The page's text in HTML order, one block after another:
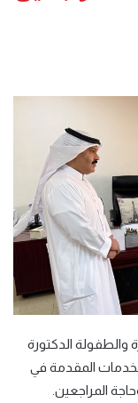
والطفولة الدكتورة
المقدمة في
المراجعين.